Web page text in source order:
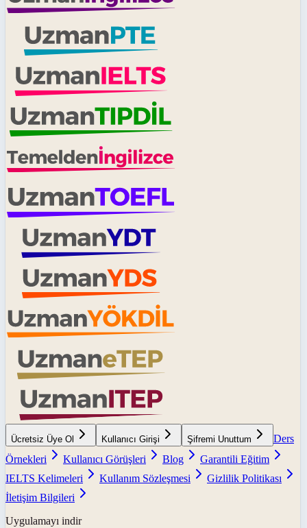
Ücretsiz Üye Ol Kullanıcı Girişi Şifremi Unuttum
Ders
Örnekleri
Kullanıcı Görüşleri Blog
Garantili Eğitim
IELTS Kelimeleri
Kullanım Sözleşmesi
Gizlilik Politikası
İletişim Bilgileri
Uygulamayı indir